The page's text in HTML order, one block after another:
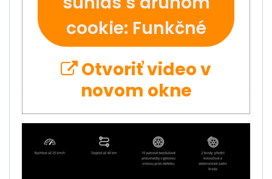
cookie: Funkčné
Otvoriť video v
novom okne